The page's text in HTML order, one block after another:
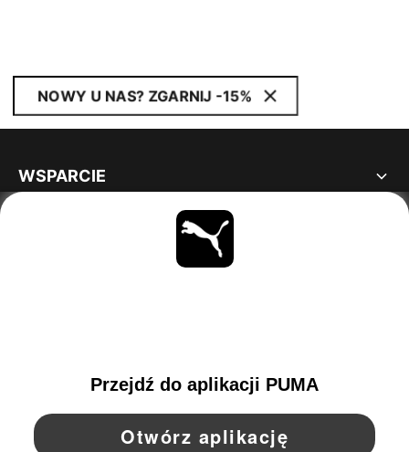
NOWY U NAS? ZGARNIJ -15%
WSPARCIE
YouTube Twitter Pinterest Instagram